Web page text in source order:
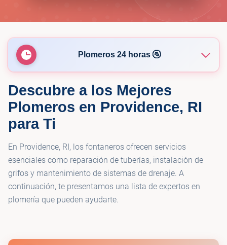
Plomeros 24 horas 🚰
🚰 De Rosa Bros plumbing and heating
🚰
🚰
Sureflow Rooter Service And Drain
Cleaning
🚰 Roto-Rooter Plumbing & Water Cleanup
Descubre a los Mejores
Plomeros en Providence, RI
para Ti
En Providence, RI, los fontaneros ofrecen servicios
esenciales como reparación de tuberías, instalación de
grifos y mantenimiento de sistemas de drenaje. A
continuación, te presentamos una lista de expertos en
plomería que pueden ayudarte.